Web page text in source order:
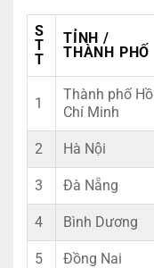
S
T
T
TỈNH /
THÀNH PHỐ
1
Thành phố Hồ
Chí Minh
2 Hà Nội
3 Đà Nẵng
4 Bình Dương
5 Đồng Nai